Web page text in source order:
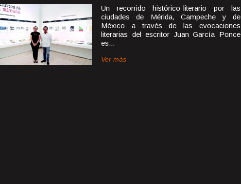
Un recorrido histórico-literario por las
ciudades de Mérida, Campeche y de
México a través de las evocaciones
literarias del escritor Juan García Ponce
es...
Ver más